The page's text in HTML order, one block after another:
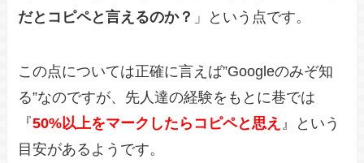
だとコピペと言えるのか？ 」という点です。
この点については正確に言えば”Googleのみぞ知
る”なのですが、先人達の経験をもとに巷では
『50%以上をマークしたらコピペと思え 』という
目安があるようです。